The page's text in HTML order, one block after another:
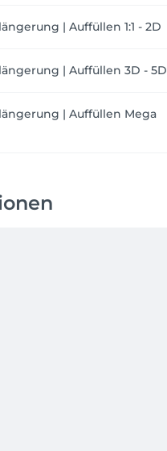
| Auffüllen 1:1 - 2D
| Auffüllen 3D - 5D
| Auffüllen Mega